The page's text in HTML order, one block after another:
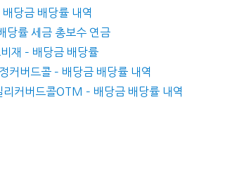
당금 배당률 내역
당률 세금 총보수 연금
재 – 배당금 배당률
커버드콜 – 배당금 배당률 내역
커버드콜OTM – 배당금 배당률 내역